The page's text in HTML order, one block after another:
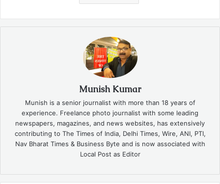
Munish Kumar
Munish is a senior journalist with more than 18 years of
experience. Freelance photo journalist with some leading
newspapers, magazines, and news websites, has extensively
contributing to The Times of India, Delhi Times, Wire, ANI, PTI,
Nav Bharat Times & Business Byte and is now associated with
Local Post as Editor